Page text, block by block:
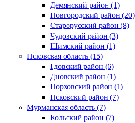
Демянский район (1)
Новгородский район (20)
Старорусский район (8)
Чудовский район (3)
Шимский район (1)
Псковская область (15)
Гдовский район (6)
Дновский район (1)
Порховский район (1)
Псковский район (7)
Мурманская область (7)
Кольский район (7)